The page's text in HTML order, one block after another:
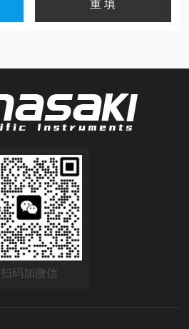
扫码加微信